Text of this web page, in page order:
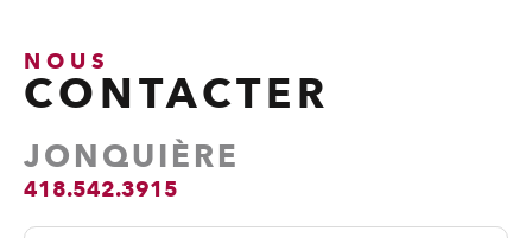
NOUS
CONTACTER
JONQUIÈRE
418.542.3915